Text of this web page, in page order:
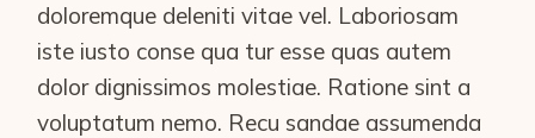
doloremque deleniti vitae vel. Laboriosam
iste iusto conse qua tur esse quas autem
dolor dignissimos molestiae. Ratione sint a
voluptatum nemo. Recu sandae assumenda